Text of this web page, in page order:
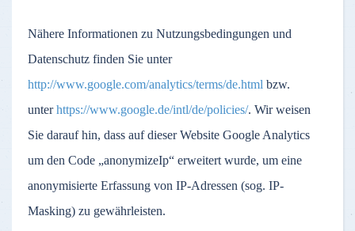
Nähere Informationen zu Nutzungsbedingungen und
Datenschutz finden Sie unter
http://www.google.com/analytics/terms/de.html bzw.
unterhttps://www.google.de/intl/de/policies/. Wir weisen
Sie darauf hin, dass auf dieser Website Google Analytics
um den Code „anonymizeIp“ erweitert wurde, um eine
anonymisierte Erfassung von IP-Adressen (sog. IP-
Masking) zu gewährleisten.